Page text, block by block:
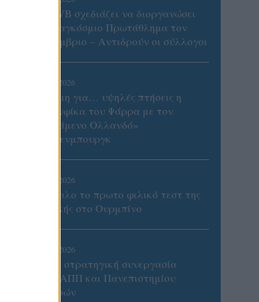
Η FIVB σχεδιάζει να διοργανώσει
το Παγκόσμιο Πρωτάθλημα τον
Δεκέμβριο – Αντιδρούν οι σύλλογοι
06/08/2026
Έτοιμη για… υψηλές πτήσεις η
Μπενφίκα του Ψάρρα με τον
«Ιπτάμενο Ολλανδό»
Βίλτενμπουργκ
05/08/2026
Ισόπαλο το πρωτο φιλικό τεστ της
Εθνικής στο Ουρμπίνο
05/08/2026
Προς στρατηγική συνεργασία
ΠΑΣΑΠΠ και Πανεπιστημίου
Πατρών